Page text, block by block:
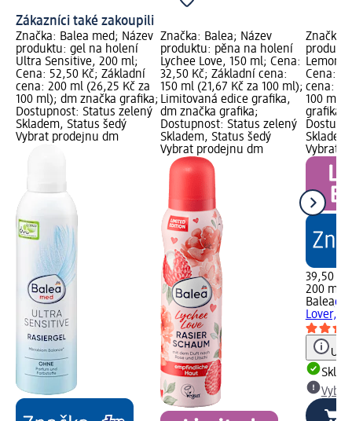
Zákazníci také zakoupili
Značka: Balea med; Název
produktu: gel na holení
Ultra Sensitive, 200 ml;
Cena: 52,50 Kč; Základní
cena: 200 ml (26,25 Kč za
100 ml); dm značka grafika;
Dostupnost: Status zelený
Skladem, Status šedý
Vybrat prodejnu dm
Značka: Balea; Název
produktu: pěna na holení
Lychee Love, 150 ml; Cena:
32,50 Kč; Základní cena:
150 ml (21,67 Kč za 100 ml);
Limitovaná edice grafika,
dm značka grafika;
Dostupnost: Status zelený
Skladem, Status šedý
Vybrat prodejnu dm
Značka:
Lemon
Cena:
cena:
100 ml);
grafika,
Vybrat
39,50 Kč
200 ml
Balea
Lover,